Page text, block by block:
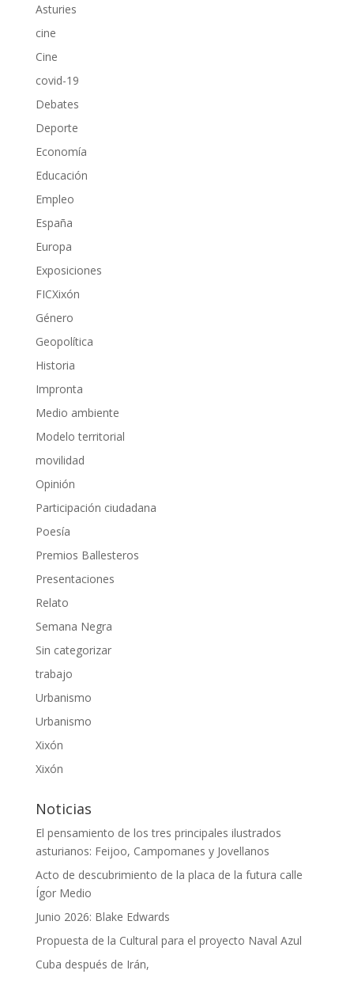
Asturies
cine
Cine
covid-19
Debates
Deporte
Economía
Educación
Empleo
España
Europa
Exposiciones
FICXixón
Género
Geopolítica
Historia
Impronta
Medio ambiente
Modelo territorial
movilidad
Opinión
Participación ciudadana
Poesía
Premios Ballesteros
Presentaciones
Relato
Semana Negra
Sin categorizar
trabajo
Urbanismo
Urbanismo
Xixón
Xixón
Noticias
El pensamiento de los tres principales ilustrados
asturianos: Feijoo, Campomanes y Jovellanos
Acto de descubrimiento de la placa de la futura calle
Ígor Medio
Junio 2026: Blake Edwards
Propuesta de la Cultural para el proyecto Naval Azul
Cuba después de Irán,